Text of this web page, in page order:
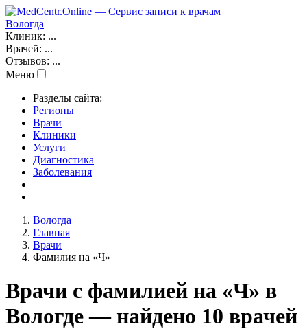
Вологда
Клиник: ...
Врачей: ...
Отзывов: ...
Меню
Разделы сайта:
Регионы
Врачи
Клиники
Услуги
Диагностика
Заболевания
Вологда
Главная
Врачи
Фамилия на «Ч»
Врачи с фамилией на «Ч» в
Вологде — найдено 10 врачей